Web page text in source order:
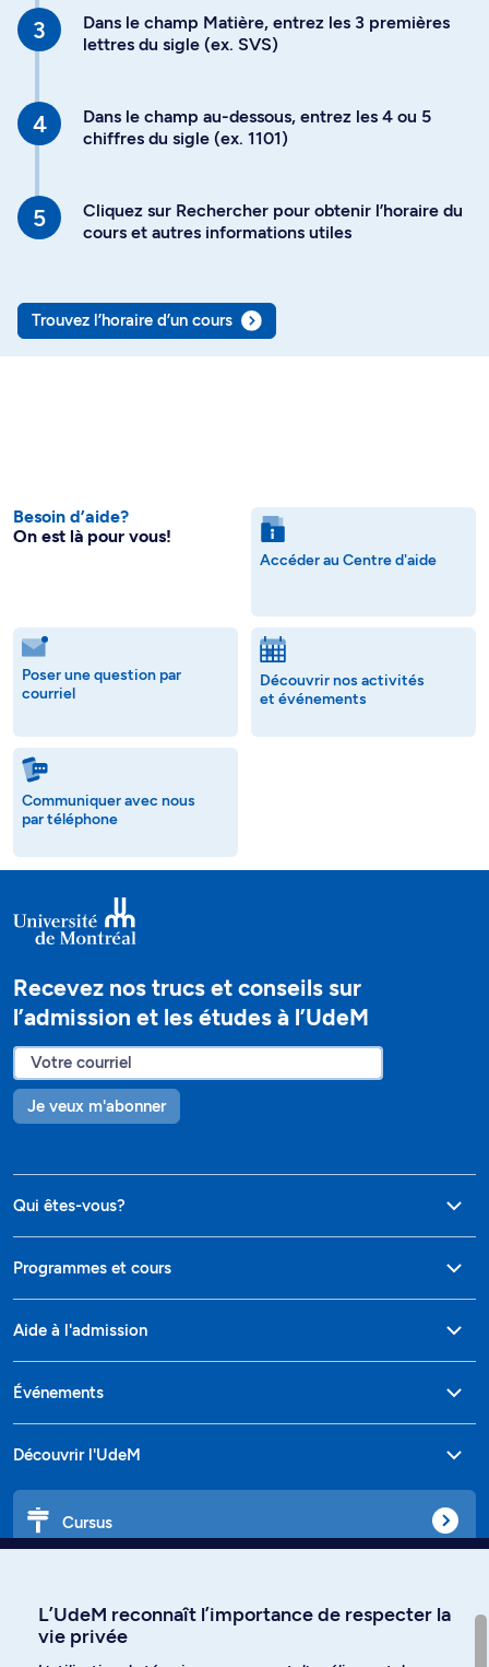
Dans le champ Matière, entrez les 3 premières
lettres du sigle (ex. SVS)
Dans le champ au-dessous, entrez les 4 ou 5
chiffres du sigle (ex. 1101)
Cliquez sur Rechercher pour obtenir l’horaire du
cours et autres informations utiles
Trouvez l’horaire d’un cours
Besoin d’aide?
On est là pour vous!
Accéder au Centre d'aide
Poser une question par
courriel
Découvrir nos activités
et événements
Communiquer avec nous
par téléphone
Recevez nos trucs et conseils sur
l’admission et les études à l’UdeM
Je veux m'abonner
Qui êtes-vous?
Programmes et cours
Aide à l'admission
Événements
Découvrir l'UdeM
Cursus
L’UdeM reconnaît l’importance de respecter la
vie privée